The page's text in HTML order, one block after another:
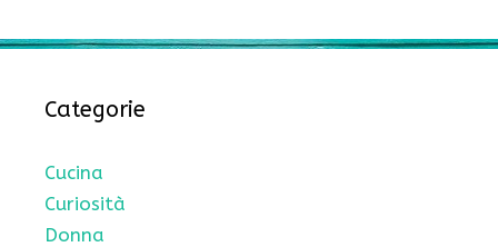
Categorie
Cucina
Curiosità
Donna